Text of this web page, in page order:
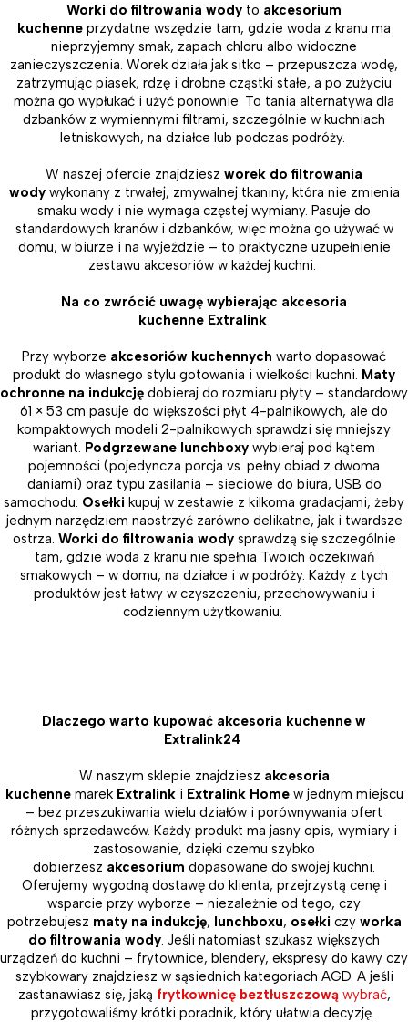
Worki do filtrowania wody to akcesorium
kuchenne przydatne wszędzie tam, gdzie woda z kranu ma
nieprzyjemny smak, zapach chloru albo widoczne
zanieczyszczenia. Worek działa jak sitko – przepuszcza wodę,
zatrzymując piasek, rdzę i drobne cząstki stałe, a po zużyciu
można go wypłukać i użyć ponownie. To tania alternatywa dla
dzbanków z wymiennymi filtrami, szczególnie w kuchniach
letniskowych, na działce lub podczas podróży.
W naszej ofercie znajdziesz worek do filtrowania
wodywykonany z trwałej, zmywalnej tkaniny, która nie zmienia
smaku wody i nie wymaga częstej wymiany. Pasuje do
standardowych kranów i dzbanków, więc można go używać w
domu, w biurze i na wyjeździe – to praktyczne uzupełnienie
zestawu akcesoriów w każdej kuchni.
Na co zwrócić uwagę wybierając akcesoria
kuchenne Extralink
Przy wyborze akcesoriów kuchennych warto dopasować
produkt do własnego stylu gotowania i wielkości kuchni. Maty
ochronne na indukcję dobieraj do rozmiaru płyty – standardowy
61 × 53 cm pasuje do większości płyt 4-palnikowych, ale do
kompaktowych modeli 2-palnikowych sprawdzi się mniejszy
wariant. Podgrzewane lunchboxy wybieraj pod kątem
pojemności (pojedyncza porcja vs. pełny obiad z dwoma
daniami) oraz typu zasilania – sieciowe do biura, USB do
samochodu. Osełki kupuj w zestawie z kilkoma gradacjami, żeby
jednym narzędziem naostrzyć zarówno delikatne, jak i twardsze
ostrza. Worki do filtrowania wodysprawdzą się szczególnie
tam, gdzie woda z kranu nie spełnia Twoich oczekiwań
smakowych – w domu, na działce i w podróży. Każdy z tych
produktów jest łatwy w czyszczeniu, przechowywaniu i
codziennym użytkowaniu.
Dlaczego warto kupować akcesoria kuchenne w
Extralink24
W naszym sklepie znajdziesz akcesoria
kuchennemarek Extralinki Extralink Homew jednym miejscu
– bez przeszukiwania wielu działów i porównywania ofert
różnych sprzedawców. Każdy produkt ma jasny opis, wymiary i
zastosowanie, dzięki czemu szybko
dobierzesz akcesorium dopasowane do swojej kuchni.
Oferujemy wygodną dostawę do klienta, przejrzystą cenę i
wsparcie przy wyborze – niezależnie od tego, czy
potrzebujesz maty na indukcję, lunchboxu, osełki czy worka
do filtrowania wody. Jeśli natomiast szukasz większych
urządzeń do kuchni – frytownice, blendery, ekspresy do kawy czy
szybkowary znajdziesz w sąsiednich kategoriach AGD. A jeśli
zastanawiasz się, jaką frytkownicę beztłuszczowąwybrać,
przygotowaliśmy krótki poradnik, który ułatwia decyzję.